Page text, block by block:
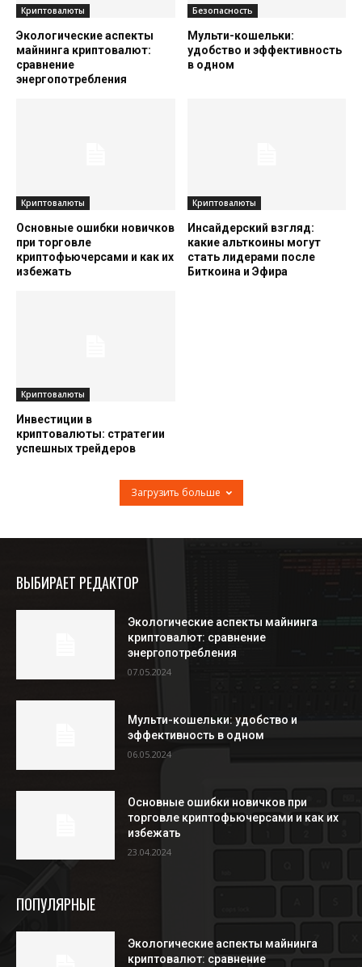
Криптовалюты
Экологические аспекты
майнинга криптовалют:
сравнение
энергопотребления
Безопасность
Мульти-кошельки:
удобство и эффективность
в одном
Криптовалюты
Основные ошибки новичков
при торговле
криптофьючерсами и как их
избежать
Криптовалюты
Инсайдерский взгляд:
какие альткоины могут
стать лидерами после
Биткоина и Эфира
Криптовалюты
Инвестиции в
криптовалюты: стратегии
успешных трейдеров
Загрузить больше
ВЫБИРАЕТ РЕДАКТОР
Экологические аспекты майнинга
криптовалют: сравнение
энергопотребления
07.05.2024
Мульти-кошельки: удобство и
эффективность в одном
06.05.2024
Основные ошибки новичков при
торговле криптофьючерсами и как их
избежать
23.04.2024
ПОПУЛЯРНЫЕ
Экологические аспекты майнинга
криптовалют: сравнение